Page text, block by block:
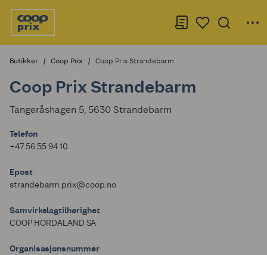
Butikker Coop Prix Coop Prix Strandebarm
Coop Prix Strandebarm
Tangeråshagen 5, 5630 Strandebarm
Telefon
+47 56 55 94 10
Epost
strandebarm.prix@coop.no
Samvirkelagtilhørighet
COOP HORDALAND SA
Organisasjonsnummer